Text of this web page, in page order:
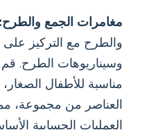
مغامرات الجمع
والطرح مع التركيز
وسيناريوهات الطرح.
مناسبة للأطفال
العناصر من مجموعة،
العمليات الحسابية